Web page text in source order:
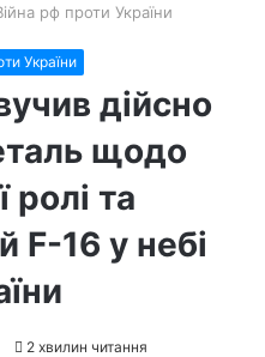
рф проти України
України
дійсно
щодо
ролі та
F-16 у небі
2 хвилин читання